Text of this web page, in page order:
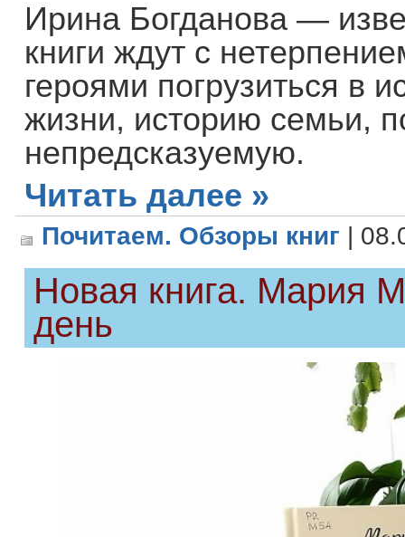
Ирина Богданова —
книги ждут с
героями погрузиться в
жизни, историю семьи,
непредсказуемую.
Читать далее »
Почитаем. Обзоры книг |
Новая книга. Мария
день